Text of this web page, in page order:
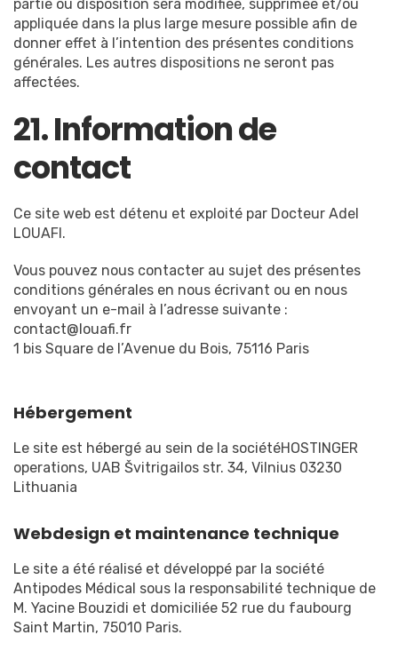
partie ou disposition sera modifiée, supprimée et/ou
appliquée dans la plus large mesure possible afin de
donner effet à l’intention des présentes conditions
générales. Les autres dispositions ne seront pas
affectées.
21. Information de
contact
Ce site web est détenu et exploité par Docteur Adel
LOUAFI.
Vous pouvez nous contacter au sujet des présentes
conditions générales en nous écrivant ou en nous
envoyant un e-mail à l’adresse suivante :
contact@louafi.fr
1 bis Square de l’Avenue du Bois, 75116 Paris
Hébergement
Le site est hébergé au sein de la sociétéHOSTINGER
operations, UAB Švitrigailos str. 34, Vilnius 03230
Lithuania
Webdesign et maintenance technique
Le site a été réalisé et développé par la société
Antipodes Médical sous la responsabilité technique de
M. Yacine Bouzidi et domiciliée 52 rue du faubourg
Saint Martin, 75010 Paris.